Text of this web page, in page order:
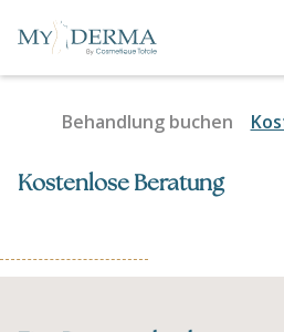
Behandlung buchen
Kostenlose Beratung